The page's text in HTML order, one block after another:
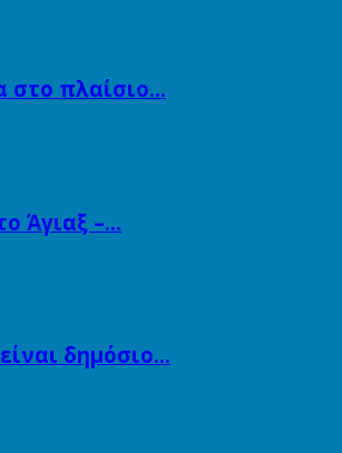
στο πλαίσιο…
Άγιαξ –…
δημόσιο…